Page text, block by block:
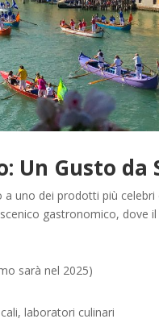
Un Gusto da
uno dei prodotti più
gastronomico, dove
sarà nel 2025)
laboratori culinari